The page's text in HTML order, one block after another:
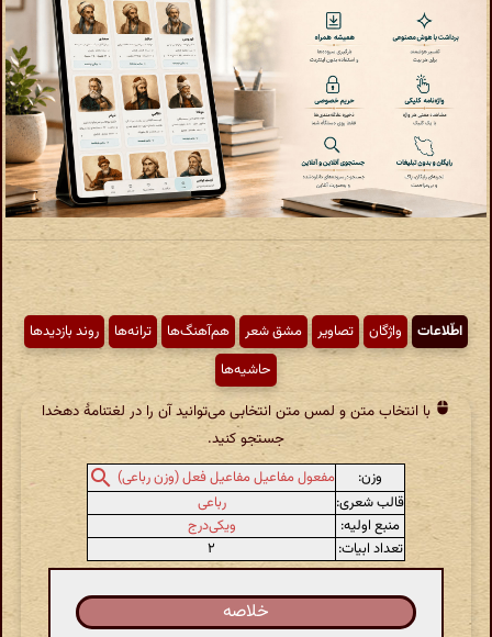
اطّلاعات واژگان تصاویر مشق شعر هم‌آهنگ‌ها ترانه‌ها
روند بازدیدها
حاشیه‌ها
با انتخاب متن و لمس متن انتخابی می‌توانید آن را در لغتنامهٔ دهخدا
جستجو کنید.
وزن:
مفعول مفاعیل مفاعیل فعل (وزن رباعی)
قالب شعری:
رباعی
منبع اولیه:
ویکی‌درج
تعداد ابیات:
۲
خلاصه